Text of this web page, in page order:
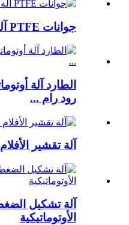
جوانات PTFE آلة صب الصحافة
رود رام ...
آلة تقشير الأفلام PTFE BXQ1120 / 8
الأوتوماتيكية